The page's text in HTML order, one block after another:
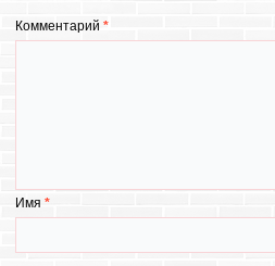
Комментарий*
Имя*